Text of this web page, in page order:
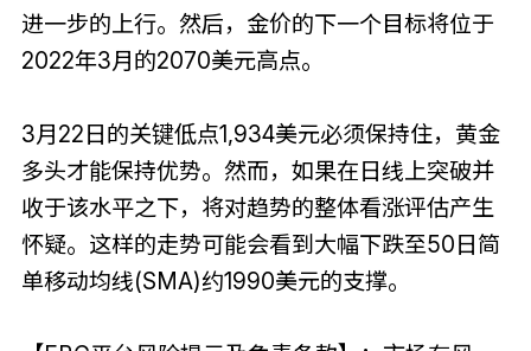
进一步的上行。然后，金价的下一个目标将位于
2022年3月的2070美元高点。
3月22日的关键低点1,934美元必须保持住，黄金
多头才能保持优势。然而，如果在日线上突破并
收于该水平之下，将对趋势的整体看涨评估产生
怀疑。这样的走势可能会看到大幅下跌至50日简
单移动均线(SMA)约1990美元的支撑。